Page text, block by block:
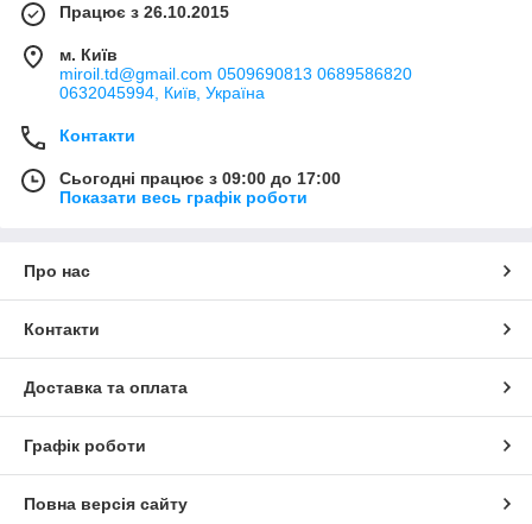
Працює з 26.10.2015
м. Київ
miroil.td@gmail.com 0509690813 0689586820
0632045994, Київ, Україна
Контакти
Сьогодні працює з 09:00 до 17:00
Показати весь графік роботи
Про нас
Контакти
Доставка та оплата
Графік роботи
Повна версія сайту